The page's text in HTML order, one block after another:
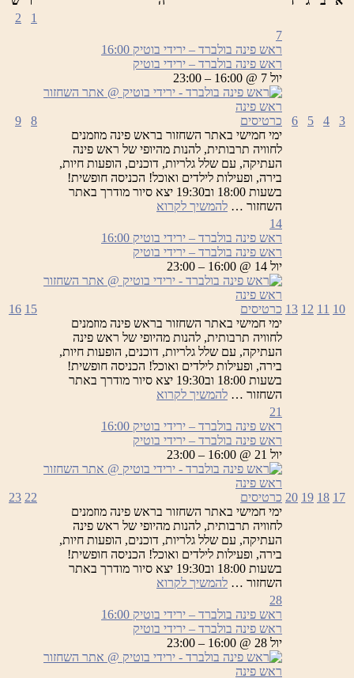
1
2
3
4
5
6
7
ראש פינה בולברד – ירידי בוטיק 16:00
ראש פינה בולברד – ירידי בוטיק
יול 7 @ 16:00 – 23:00
כרטיסים
ימי חמישי באתר השחזור בראש פינה מוזמנים
לחוויה תרבותית, להנות מהיופי של ראש פינה
העתיקה, עם שלל גלריות, דוכנים, הופעות חיות,
בירה, ופעילות לילדים ואוכל! הכניסה חופשית!
בשעות 18:00 וב19:30 יצא סיור מודרך באתר
השחזור … להמשיך לקרוא
בולברד
–
ירידי
בוטיק
8
9
10
11
12
13
14
ראש פינה בולברד – ירידי בוטיק 16:00
ראש פינה בולברד – ירידי בוטיק
יול 14 @ 16:00 – 23:00
כרטיסים
ימי חמישי באתר השחזור בראש פינה מוזמנים
לחוויה תרבותית, להנות מהיופי של ראש פינה
העתיקה, עם שלל גלריות, דוכנים, הופעות חיות,
בירה, ופעילות לילדים ואוכל! הכניסה חופשית!
בשעות 18:00 וב19:30 יצא סיור מודרך באתר
השחזור … להמשיך לקרוא
בולברד
–
ירידי
בוטיק
15
16
17
18
19
20
21
ראש פינה בולברד – ירידי בוטיק 16:00
ראש פינה בולברד – ירידי בוטיק
יול 21 @ 16:00 – 23:00
כרטיסים
ימי חמישי באתר השחזור בראש פינה מוזמנים
לחוויה תרבותית, להנות מהיופי של ראש פינה
העתיקה, עם שלל גלריות, דוכנים, הופעות חיות,
בירה, ופעילות לילדים ואוכל! הכניסה חופשית!
בשעות 18:00 וב19:30 יצא סיור מודרך באתר
השחזור … להמשיך לקרוא
בולברד
–
ירידי
בוטיק
22
23
28
ראש פינה בולברד – ירידי בוטיק 16:00
ראש פינה בולברד – ירידי בוטיק
יול 28 @ 16:00 – 23:00